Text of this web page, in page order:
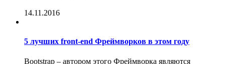
14.11.2016
5 лучших front-end Фреймворков в этом году
Bootstrap – автором этого Фреймворка являются